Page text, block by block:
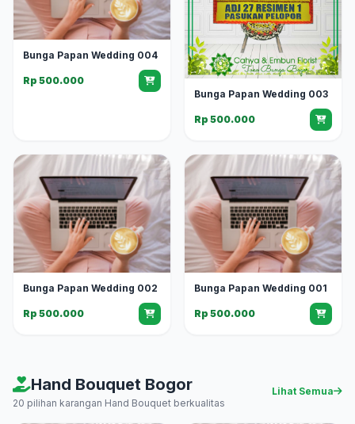
Bunga Papan Wedding 004
Rp 500.000
Bunga Papan Wedding 003
Rp 500.000
Bunga Papan Wedding 002
Rp 500.000
Bunga Papan Wedding 001
Rp 500.000
Hand Bouquet Bogor
20 pilihan karangan Hand Bouquet berkualitas
Lihat Semua